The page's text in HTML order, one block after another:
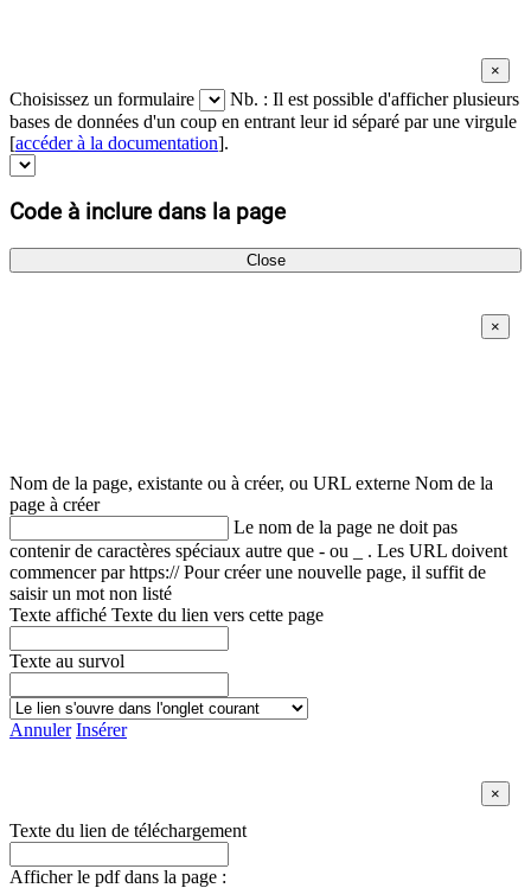
Choisissez un formulaire
Nb. : Il est possible d'afficher plusieurs
bases de données d'un coup en entrant leur id séparé par une virgule
[accéder à la documentation].
Code à inclure dans la page
Close
Nom de la page, existante ou à créer, ou URL externe Nom de la
page à créer
Le nom de la page ne doit pas
contenir de caractères spéciaux autre que - ou _ . Les URL doivent
commencer par https:// Pour créer une nouvelle page, il suffit de
saisir un mot non listé
Texte affiché Texte du lien vers cette page
Texte au survol
Annuler Insérer
Texte du lien de téléchargement
Afficher le pdf dans la page :